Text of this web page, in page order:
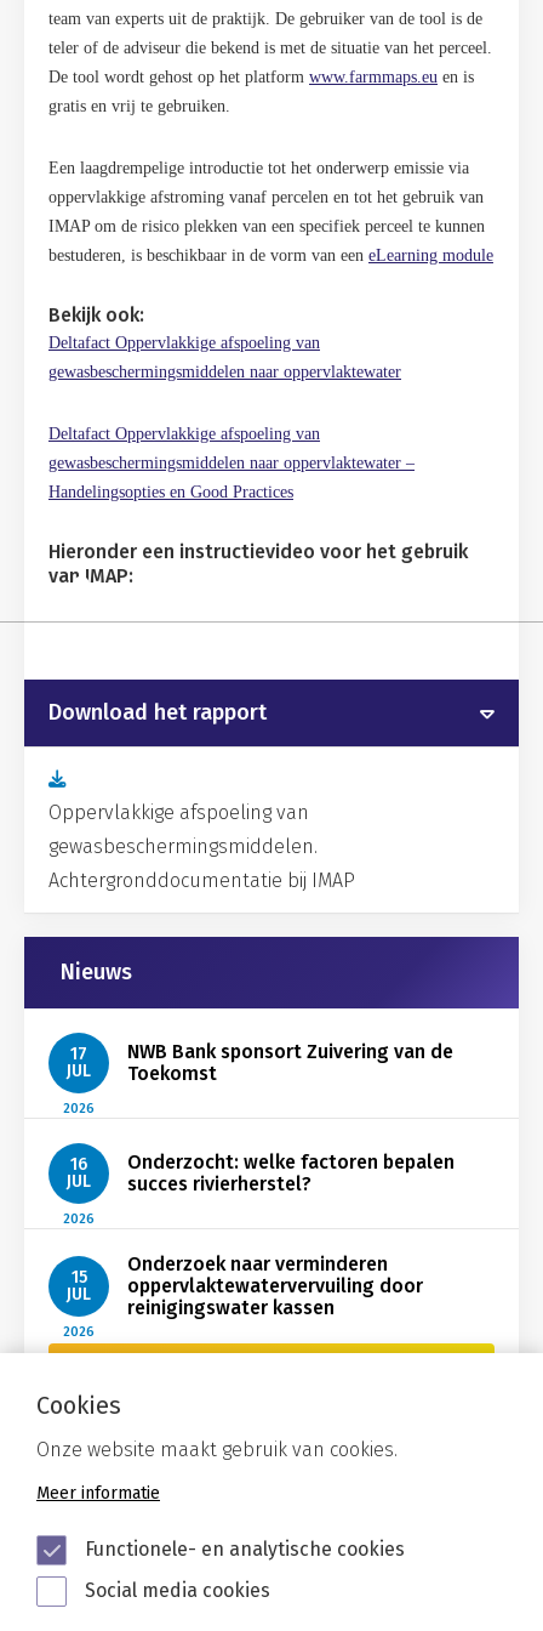
team van experts uit de praktijk. De gebruiker van de tool is de
teler of de adviseur die bekend is met de situatie van het perceel.
De tool wordt gehost op het platform www.farmmaps.eu en is
gratis en vrij te gebruiken.
Een laagdrempelige introductie tot het onderwerp emissie via
oppervlakkige afstroming vanaf percelen en tot het gebruik van
IMAP om de risico plekken van een specifiek perceel te kunnen
bestuderen, is beschikbaar in de vorm van een eLearning module
Bekijk ook:
Deltafact Oppervlakkige afspoeling van
gewasbeschermingsmiddelen naar oppervlaktewater
Deltafact Oppervlakkige afspoeling van
gewasbeschermingsmiddelen naar oppervlaktewater –
Handelingsopties en Good Practices
Hieronder een instructievideo voor het gebruik
van IMAP:
Download het rapport
Oppervlakkige afspoeling van
gewasbeschermingsmiddelen.
Achtergronddocumentatie bij IMAP
Gerelateerd
Nieuws
17
JUL
2026
NWB Bank sponsort Zuivering van de
Toekomst
16
JUL
2026
Onderzocht: welke factoren bepalen
succes rivierherstel?
15
JUL
2026
Onderzoek naar verminderen
oppervlaktewatervervuiling door
reinigingswater kassen
Cookies
Onze website maakt gebruik van cookies.
Meer informatie
Functionele- en analytische cookies
Social media cookies